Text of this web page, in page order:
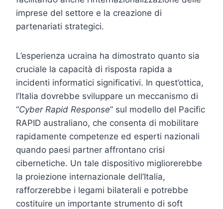
imprese del settore e la creazione di
partenariati strategici.
L’esperienza ucraina ha dimostrato quanto sia
cruciale la capacità di risposta rapida a
incidenti informatici significativi. In quest’ottica,
l’Italia dovrebbe sviluppare un meccanismo di
“Cyber Rapid Response” sul modello del Pacific
RAPID australiano, che consenta di mobilitare
rapidamente competenze ed esperti nazionali
quando paesi partner affrontano crisi
cibernetiche. Un tale dispositivo migliorerebbe
la proiezione internazionale dell’Italia,
rafforzerebbe i legami bilaterali e potrebbe
costituire un importante strumento di soft